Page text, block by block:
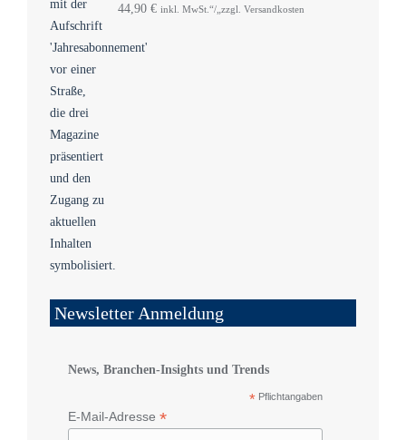
44,90 € inkl. MwSt.“/„zzgl. Versandkosten
Newsletter Anmeldung
News, Branchen-Insights und Trends
* Pflichtangaben
E-Mail-Adresse *